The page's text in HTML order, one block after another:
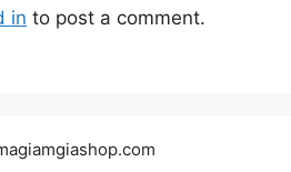
in to post a comment.